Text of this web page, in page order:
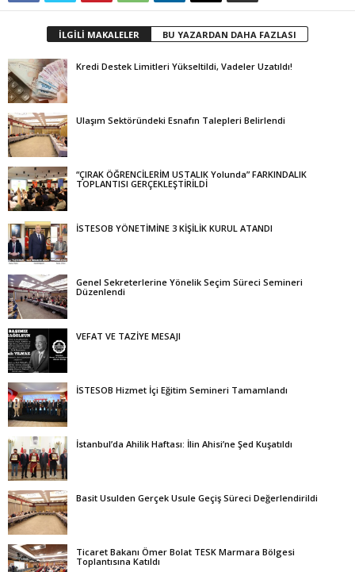
İLGİLİ MAKALELER BU YAZARDAN DAHA FAZLASI
Kredi Destek Limitleri Yükseltildi, Vadeler Uzatıldı!
Ulaşım Sektöründeki Esnafın Talepleri Belirlendi
“ÇIRAK ÖĞRENCİLERİM USTALIK Yolunda” FARKINDALIK
TOPLANTISI GERÇEKLEŞTİRİLDİ
İSTESOB YÖNETİMİNE 3 KİŞİLİK KURUL ATANDI
Genel Sekreterlerine Yönelik Seçim Süreci Semineri
Düzenlendi
VEFAT VE TAZİYE MESAJI
İSTESOB Hizmet İçi Eğitim Semineri Tamamlandı
İstanbul’da Ahilik Haftası: İlin Ahisi’ne Şed Kuşatıldı
Basit Usulden Gerçek Usule Geçiş Süreci Değerlendirildi
Ticaret Bakanı Ömer Bolat TESK Marmara Bölgesi
Toplantısına Katıldı